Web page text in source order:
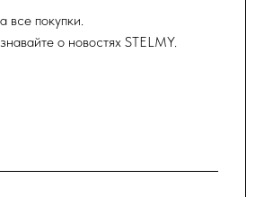
все покупки.
о новостях STELMY.